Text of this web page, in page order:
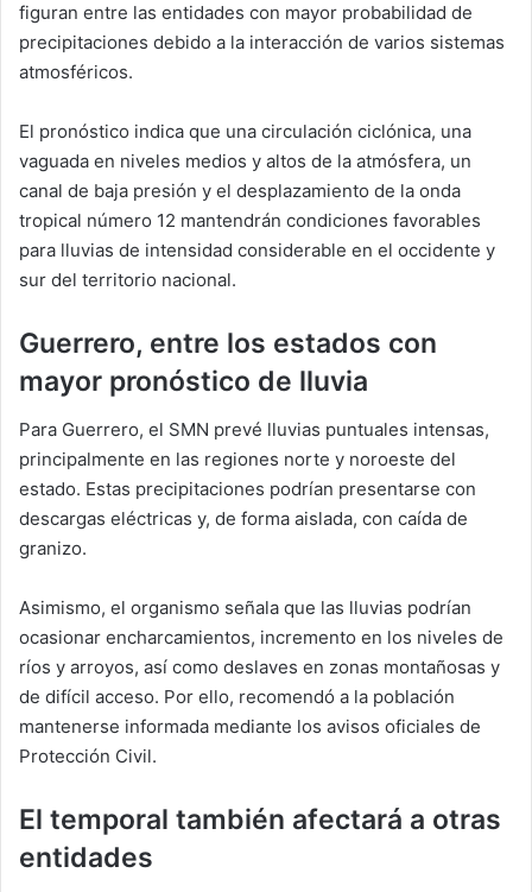
figuran entre las entidades con mayor probabilidad de
precipitaciones debido a la interacción de varios sistemas
atmosféricos.
El pronóstico indica que una circulación ciclónica, una
vaguada en niveles medios y altos de la atmósfera, un
canal de baja presión y el desplazamiento de la onda
tropical número 12 mantendrán condiciones favorables
para lluvias de intensidad considerable en el occidente y
sur del territorio nacional.
Guerrero, entre los estados con
mayor pronóstico de lluvia
Para Guerrero, el SMN prevé lluvias puntuales intensas,
principalmente en las regiones norte y noroeste del
estado. Estas precipitaciones podrían presentarse con
descargas eléctricas y, de forma aislada, con caída de
granizo.
Asimismo, el organismo señala que las lluvias podrían
ocasionar encharcamientos, incremento en los niveles de
ríos y arroyos, así como deslaves en zonas montañosas y
de difícil acceso. Por ello, recomendó a la población
mantenerse informada mediante los avisos oficiales de
Protección Civil.
El temporal también afectará a otras
entidades